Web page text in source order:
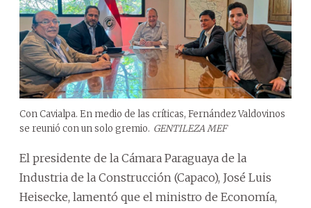
Con Cavialpa. En medio de las críticas, Fernández Valdovinos
se reunió con un solo gremio. GENTILEZA MEF
El presidente de la Cámara Paraguaya de la
Industria de la Construcción (Capaco), José Luis
Heisecke, lamentó que el ministro de Economía,